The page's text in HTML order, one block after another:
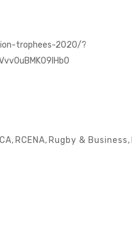
trophees-2020/?
, RCENA, Rugby & Business,